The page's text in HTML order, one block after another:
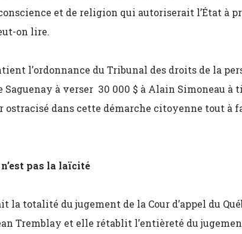
et de religion qui autoriserait l’État à
on lire.
l’ordonnance du Tribunal des droits de la
à verser 30 000 $ à Alain Simoneau à
ostracisé dans cette démarche citoyenne tout à
pas la laïcité
la totalité du jugement de la Cour d’appel du
Tremblay et elle rétablit l’entièreté du